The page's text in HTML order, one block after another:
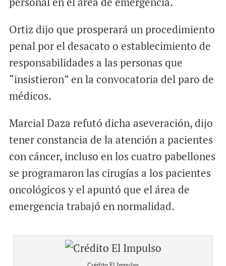
Ortiz dijo que prosperará un procedimiento
penal por el desacato o establecimiento de
responsabilidades a las personas que
“insistieron” en la convocatoria del paro de
médicos.
Marcial Daza refutó dicha aseveración, dijo
tener constancia de la atención a pacientes
con cáncer, incluso en los cuatro pabellones
se programaron las cirugías a los pacientes
oncológicos y el apuntó que el área de
emergencia trabajó en normalidad.